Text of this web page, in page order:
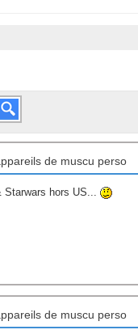
de muscu perso
Starwars hors US...
de muscu perso